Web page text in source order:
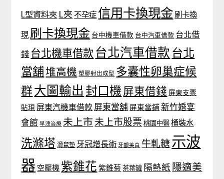
L型資料夾 L夾 不孕症 信用卡換現金 刷卡換
現 刷卡換現金 台中機車借款 台中汽車借款 台北借
錢 台北機車借款 台北汽車借款 台北
當舖堆高機 塑膠射出成型 多囊性卵巢症候
群大圖輸出 封口機 屏東借錢 屏東支票
貼現 屏東汽機車借款 屏東當舖 屏東當鋪 新竹婚宴
會館 早洩治療 未上市 未上市股票 桃園中醫 桶裝水
洗滌塔 滑鼠墊 牙冠增長術 牙齦美白 牛軋糖示波
器 空壓機 紫錐花 紫錐菊 茶葉罐 隔熱紙 隱適美